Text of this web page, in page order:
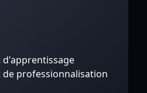
professionnalisation